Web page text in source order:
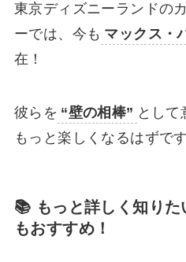
東京ディズニーランドの
ーでは、今も マックス・
在！
彼らを “壁の相棒” として
もっと楽しくなるはずで
📚 もっと詳しく知り
もおすすめ！